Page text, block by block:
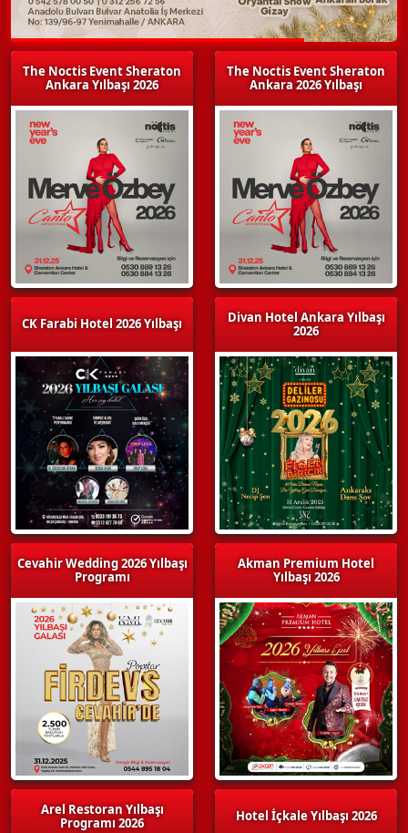
The Noctis Event Sheraton
Ankara Yılbaşı 2026
CK Farabi Hotel 2026 Yılbaşı
Cevahir Wedding 2026 Yılbaşı
Programı
Arel Restoran Yılbaşı
Programı 2026
The Noctis Event Sheraton
Ankara 2026 Yılbaşı
Divan Hotel Ankara Yılbaşı
2026
Akman Premium Hotel
Yılbaşı 2026
Hotel İçkale Yılbaşı 2026